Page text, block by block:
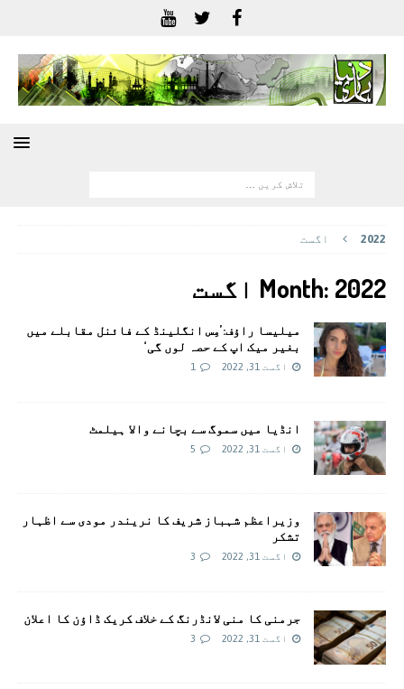
2022 اگست
Month: 2022 اگست
میلیسا راؤف:’مِس انگلینڈ کے فائنل مقابلے میں
بغیر میک اپ کے حصہ لوں گی‘
اگست 31, 2022 1
انڈیا میں سموگ سے بچانے والا ہیلمٹ
اگست 31, 2022 5
وزیراعظم شہباز شریف کا نریندر مودی سے اظہار
تشکر
اگست 31, 2022 3
جرمنی کا منی لانڈرنگ کے خلاف کریک ڈاؤن کا اعلان
اگست 31, 2022 3